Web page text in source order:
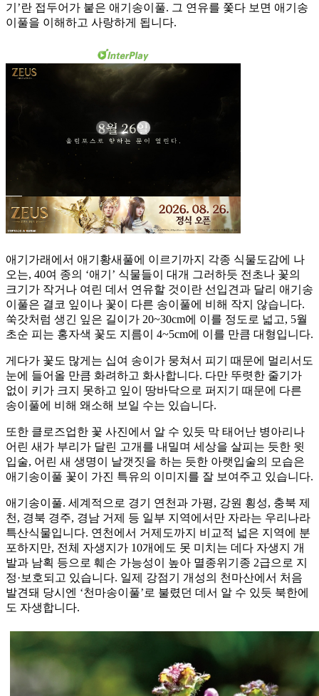
기’란 접두어가 붙은 애기송이풀. 그 연유를 쫓다 보면 애기송
이풀을 이해하고 사랑하게 됩니다.
애기가래에서 애기황새풀에 이르기까지 각종 식물도감에 나
오는, 40여 종의 ‘애기’ 식물들이 대개 그러하듯 전초나 꽃의
크기가 작거나 여린 데서 연유할 것이란 선입견과 달리 애기송
이풀은 결코 잎이나 꽃이 다른 송이풀에 비해 작지 않습니다.
쑥갓처럼 생긴 잎은 길이가 20~30cm에 이를 정도로 넓고, 5월
초순 피는 홍자색 꽃도 지름이 4~5cm에 이를 만큼 대형입니다.
게다가 꽃도 많게는 십여 송이가 뭉쳐서 피기 때문에 멀리서도
눈에 들어올 만큼 화려하고 화사합니다. 다만 뚜렷한 줄기가
없이 키가 크지 못하고 잎이 땅바닥으로 퍼지기 때문에 다른
송이풀에 비해 왜소해 보일 수는 있습니다.
또한 클로즈업한 꽃 사진에서 알 수 있듯 막 태어난 병아리나
어린 새가 부리가 달린 고개를 내밀며 세상을 살피는 듯한 윗
입술, 어린 새 생명이 날갯짓을 하는 듯한 아랫입술의 모습은
애기송이풀 꽃이 가진 특유의 이미지를 잘 보여주고 있습니다.
애기송이풀. 세계적으로 경기 연천과 가평, 강원 횡성, 충북 제
천, 경북 경주, 경남 거제 등 일부 지역에서만 자라는 우리나라
특산식물입니다. 연천에서 거제도까지 비교적 넓은 지역에 분
포하지만, 전체 자생지가 10개에도 못 미치는 데다 자생지 개
발과 남획 등으로 훼손 가능성이 높아 멸종위기종 2급으로 지
정·보호되고 있습니다. 일제 강점기 개성의 천마산에서 처음
발견돼 당시엔 ‘천마송이풀’로 불렸던 데서 알 수 있듯 북한에
도 자생합니다.